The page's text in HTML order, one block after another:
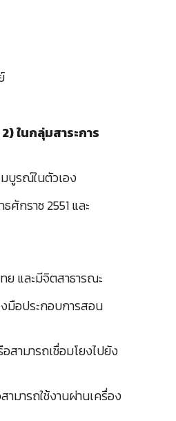
ในกลุ่มสาระการ
มบูรณ์ในตัวเอง
กราช 2551 และ
และมีจิตสาธารณะ
มือประกอบการสอน
ามารถเชื่อมโยงไปยัง
มารถใช้งานผ่านเครื่อง